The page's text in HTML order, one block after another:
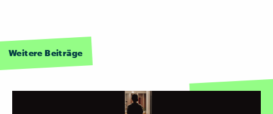
Weitere Beiträge